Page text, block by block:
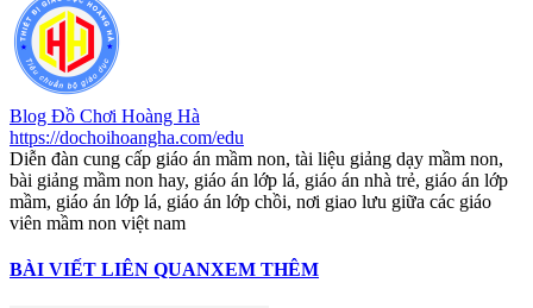
Blog Đồ Chơi Hoàng Hà
https://dochoihoangha.com/edu
Diễn đàn cung cấp giáo án mầm non, tài liệu giảng dạy mầm non,
bài giảng mầm non hay, giáo án lớp lá, giáo án nhà trẻ, giáo án lớp
mầm, giáo án lớp lá, giáo án lớp chồi, nơi giao lưu giữa các giáo
viên mầm non việt nam
BÀI VIẾT LIÊN QUANXEM THÊM